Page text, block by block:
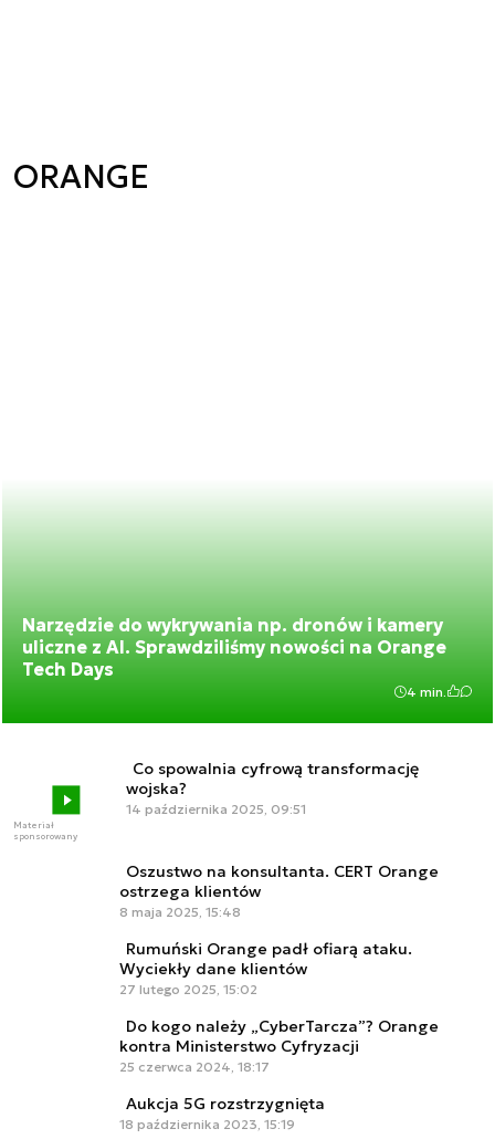
ORANGE
Narzędzie do wykrywania np. dronów i kamery
uliczne z AI. Sprawdziliśmy nowości na Orange
Tech Days
4 min.
Materiał
sponsorowany
Co spowalnia cyfrową transformację
wojska?
14 października 2025, 09:51
Oszustwo na konsultanta. CERT Orange
ostrzega klientów
8 maja 2025, 15:48
Rumuński Orange padł ofiarą ataku.
Wyciekły dane klientów
27 lutego 2025, 15:02
Do kogo należy „CyberTarcza”? Orange
kontra Ministerstwo Cyfryzacji
25 czerwca 2024, 18:17
Aukcja 5G rozstrzygnięta
18 października 2023, 15:19